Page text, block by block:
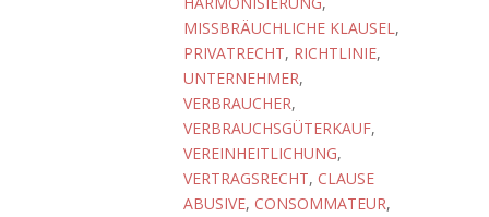
MISSBRÄUCHLICHE KLAUSEL,
PRIVATRECHT, RICHTLINIE,
UNTERNEHMER,
VERBRAUCHER,
VERBRAUCHSGÜTERKAUF,
VEREINHEITLICHUNG,
VERTRAGSRECHT, CLAUSE
ABUSIVE, CONSOMMATEUR,